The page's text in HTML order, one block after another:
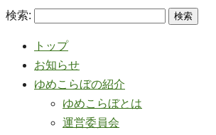
検索:
トップ
お知らせ
ゆめこらぼの紹介
ゆめこらぼとは
運営委員会